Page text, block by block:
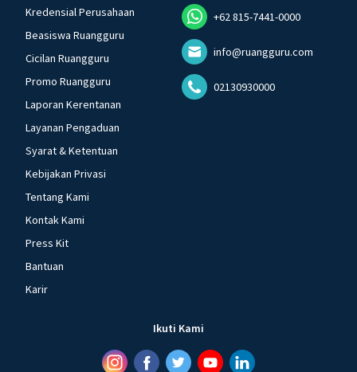
Kredensial Perusahaan
Beasiswa Ruangguru
Cicilan Ruangguru
Promo Ruangguru
Laporan Kerentanan
Layanan Pengaduan
Syarat & Ketentuan
Kebijakan Privasi
Tentang Kami
Kontak Kami
Press Kit
Bantuan
Karir
+62 815-7441-0000
info@ruangguru.com
02130930000
Ikuti Kami